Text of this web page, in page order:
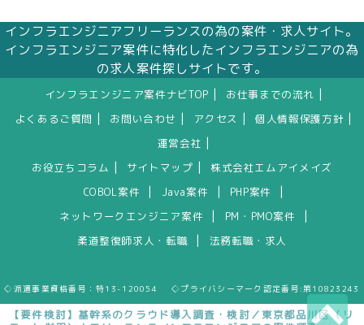
【要件検討】基幹系のクラウド導入調査・検討／東京都品川区（リ
インフラエンジニアフリーランスの為の案件・求人サイト。
インフラエンジニア案件に特化したインフラエンジニアの為
の求人案件探しサイトです。
インフラエンジニア案件ナビTOP お仕事までの流れ
よくあるご質問 お問い合わせ アクセス 個人情報保護方針
運営会社
お役立ちコラム サイトマップ
株式会社エムアイメイズ
COBOL案件
Java案件 PHP案件
ネットワークエンジニア案件 PM・PMO案件
柔道整復師求人・転職 法務転職・求人
◇派遣事業資格番号：特13-120054 ◇プライバシーマーク認定番号:第10823243